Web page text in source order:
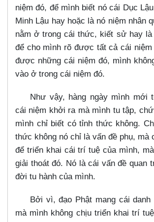
niệm đó, để mình biết nó cái Dục
Minh Lậu hay hoặc là nó niệm nhân
nằm ở trong cái thức, kiết sử hay là
để cho mình rõ được tất cả cái niệm
được những cái niệm đó, mình
vào ở trong cái niệm đó.
Như vậy, hàng ngày mình mới
cái niệm khởi ra mà mình tu tập,
mình chỉ biết có tỉnh thức không.
thức không nó chỉ là vấn đề phụ, mà
để triển khai cái trí tuệ của mình,
giải thoát đó. Nó là cái vấn đề quan
đời tu hành của mình.
Bởi vì, đạo Phật mang cái
mà mình không chịu triển khai trí